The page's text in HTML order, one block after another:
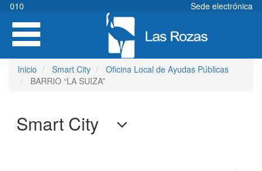
Pasar
contenido
principal
010
Sede electrónica
Toggle
navigation
Inicio Smart City
Oficina Local de Ayudas Públicas
BARRIO “LA SUIZA”
Smart City